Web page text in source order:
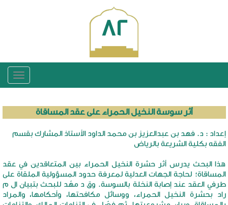
82
أثر سوسة النخيل الحمراء على عقد المساقاة
إعداد : د. فهد بن عبدالعزيز بن محمد الداود الأستاذ المشارك بقسم
الفقه بكلية الشريعة بالرياض
هذا البحث يدرس أثر حشرة النخيل الحمراء بين المتعاقدين في عقد
المساقاة؛ لحاجة الجهات العدلية لمعرفة حدود المسؤولية الملقاة على
طرفي العقد عند إصابة النخلة بالسوسة. وق د مهّد للبحث بتبيان ال م
راد بحشرة النخيل الحمراء، ووسائل مكافحتها، وأحكامها، والمراد